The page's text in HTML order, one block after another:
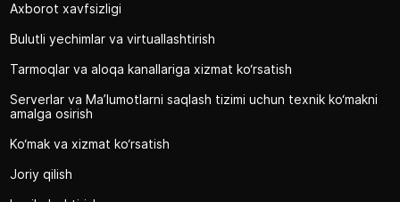
Axborot xavfsizligi
Bulutli yechimlar va virtuallashtirish
Tarmoqlar va aloqa kanallariga xizmat ko‘rsatish
Serverlar va Ma’lumotlarni saqlash tizimi uchun texnik ko‘makni
amalga osirish
Ko‘mak va xizmat ko‘rsatish
Joriy qilish